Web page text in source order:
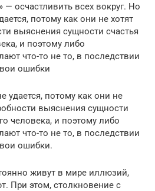
— осчастливить всех вокруг. Но
потому как они не хотят
выяснения сущности счастья
и поэтому либо
что-то не то, в последствии
ошибки
удается, потому как они не
выяснения сущности
человека, и поэтому либо
что-то не то, в последствии
ошибки.
живут в мире иллюзий,
При этом, столкновение с